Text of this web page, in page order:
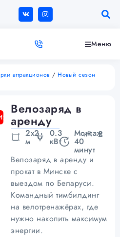
Меню
аттракционов / Новый сезон
Велозаряд в
аренду
2х2
м
0.3
кВт
Монтаж
40
минут
2
Велозаряд в аренду и
прокат в Минске с
выездом по Беларуси.
Командный тимбилдинг
на велотренажёрах, где
нужно накопить максимум
энергии.